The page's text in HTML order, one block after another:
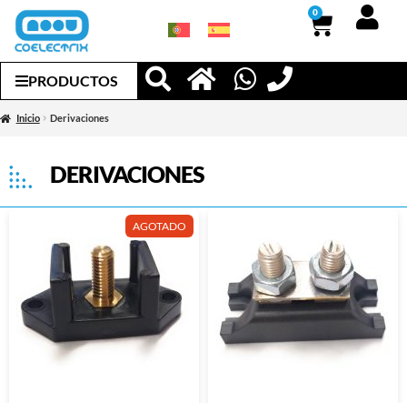
0
PRODUCTOS
Inicio Derivaciones
DERIVACIONES
AGOTADO